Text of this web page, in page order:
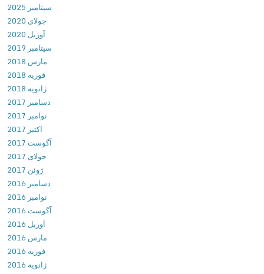
r
(
F
i
l
e
m
a
n
g
e
)
v
2
.
5
.
0
سپتامبر 2025
جولای 2020
آوریل 2020
سپتامبر 2019
مارس 2018
فوریه 2018
ژانویه 2018
دسامبر 2017
نوامبر 2017
آگوست 2017
جولای 2017
ژوئن 2017
دسامبر 2016
نوامبر 2016
آگوست 2016
آوریل 2016
مارس 2016
فوریه 2016
ژانویه 2016